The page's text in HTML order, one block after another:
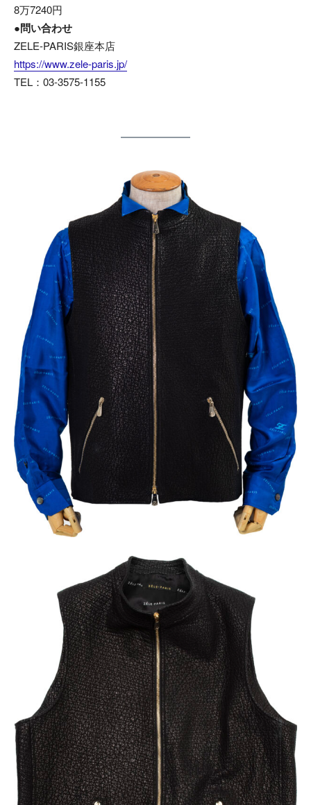
8万7240円
●問い合わせ
ZELE-PARIS銀座本店
https://www.zele-paris.jp/
TEL：03-3575-1155